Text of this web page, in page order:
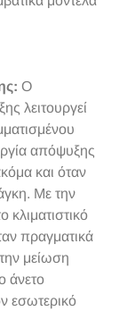
Ο
λειτουργεί
απόψυξης
και όταν
Με την
κλιματιστικό
πραγματικά
μείωση
άνετο
εσωτερικό